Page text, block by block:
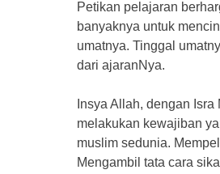
Petikan pelajaran
banyaknya untuk
umatnya. Tinggal
dari ajaranNya.
Insya Allah, dengan
melakukan kewajiban
muslim sedunia.
Mengambil tata cara